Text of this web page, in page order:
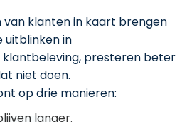
van klanten in kaart brengen
uitblinken in
presteren beter
niet doen.
op drie manieren:
langer.